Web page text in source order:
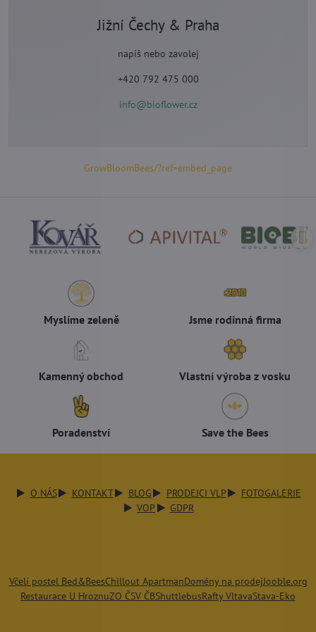
Jižní Čechy & Praha
napiš nebo zavolej
+420 792 475 000
info@bioflower.cz
GrowBloomBees/?ref=embed_page
Myslíme zeleně Jsme rodinná firma
Kamenný obchod Vlastní výroba z vosku
Poradenství Save the Bees
O NÁS KONTAKT BLOG PRODEJCI VLP
FOTOGALERIE
VOP
GDPR
Včelí postel Bed&BeesChillout ApartmanDomény na prodejJooble.org
Restaurace U HroznuZO ČSV ČBShuttlebusRafty VltavaStava-Eko